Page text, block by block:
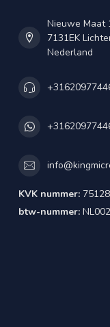
Nieuwe Maat
7131EK
Nederland
KVK nummer:
btw-nummer: